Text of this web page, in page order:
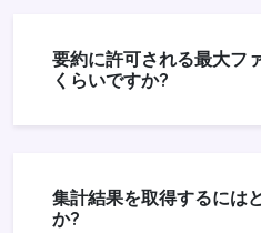
要約に許可される最大フ
くらいですか?
集計結果を取得するには
か?